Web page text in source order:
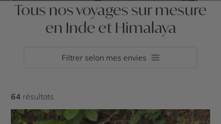
Tous nos voyages sur mesure
en Inde et Himalaya
Filtrer selon mes envies
64 résultats